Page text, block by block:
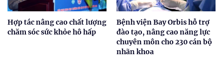
Hợp tác nâng cao chất lượng
chăm sóc sức khỏe hô hấp
Bệnh viện Bay Orbis hỗ trợ
đào tạo, nâng cao năng lực
chuyên môn cho 230 cán bộ
nhãn khoa